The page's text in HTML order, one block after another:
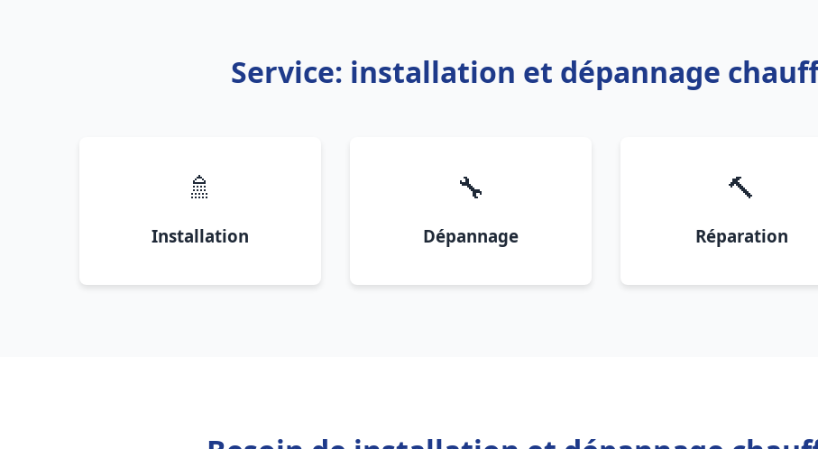
Service: installation et dépannage
🚿
Installation
🔧
Dépannage
🔨
Réparation